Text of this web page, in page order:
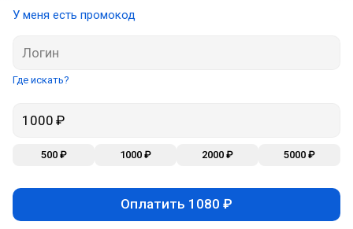
У меня есть промокод
Где искать?
500 ₽ 1000 ₽ 2000 ₽ 5000 ₽
Оплатить 1080 ₽